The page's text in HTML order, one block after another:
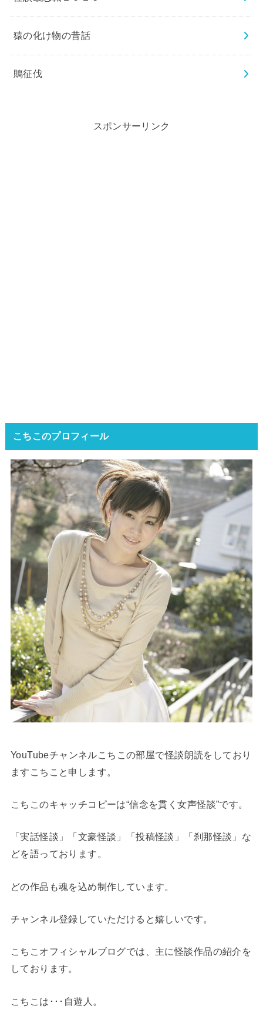
猿の化け物の昔話
鵙征伐
スポンサーリンク
こちこのプロフィール
YouTubeチャンネルこちこの部屋で怪談朗読をしており
ますこちこと申します。
こちこのキャッチコピーは“信念を貫く女声怪談”です。
「実話怪談」「文豪怪談」「投稿怪談」「刹那怪談」な
どを語っております。
どの作品も魂を込め制作しています。
チャンネル登録していただけると嬉しいです。
こちこオフィシャルブログでは、主に怪談作品の紹介を
しております。
こちこは･･･自遊人。